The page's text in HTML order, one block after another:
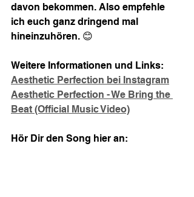
davon bekommen. Also empfehle
ich euch ganz dringend mal
hineinzuhören. 😊
Weitere Informationen und Links:
Aesthetic Perfection bei Instagram
Aesthetic Perfection - We Bring the
Beat (Official Music Video)
Hör Dir den Song hier an: